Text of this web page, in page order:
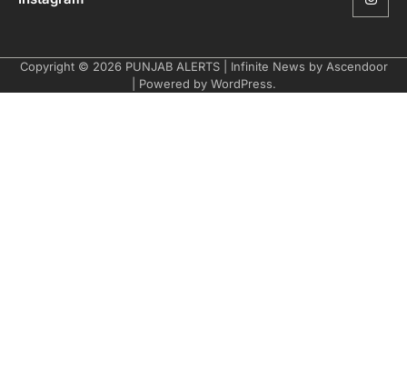
Copyright © 2026 PUNJAB ALERTS| Infinite News by Ascendoor
| Powered by WordPress.